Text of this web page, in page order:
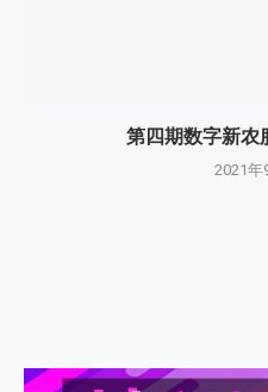
第四期数字新农
2021年